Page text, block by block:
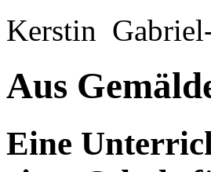
Kerstin
Aus
Eine